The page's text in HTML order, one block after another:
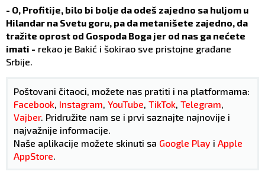
- O, Profitije, bilo bi bolje da odeš zajedno sa huljom u
Hilandar na Svetu goru, pa da metanišete zajedno, da
tražite oprost od Gospoda Boga jer od nas ga nećete
imati - rekao je Bakić i šokirao sve pristojne građane
Srbije.
Poštovani čitaoci, možete nas pratiti i na platformama:
Facebook Instagram YouTube TikTok Telegram
Vajber. Pridružite nam se i prvi saznajte najnovije i
najvažnije informacije.
Naše aplikacije možete skinuti sa Google Play i Apple
AppStore